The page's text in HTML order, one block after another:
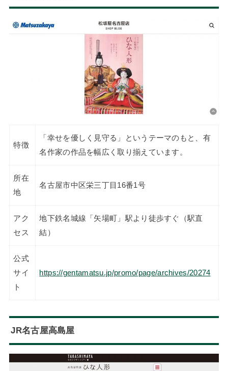
特徴
「幸せを優しく見守る」というテーマのもと、有
名作家の作品を幅広く取り揃えています。
所在
地
名古屋市中区栄三丁目16番1号
アク
セス
地下鉄名城線「矢場町」駅より徒歩すぐ（駅直
結）
公式
サイ
ト
https://gentamatsu.jp/promo/page/archives/20274
JR名古屋高島屋